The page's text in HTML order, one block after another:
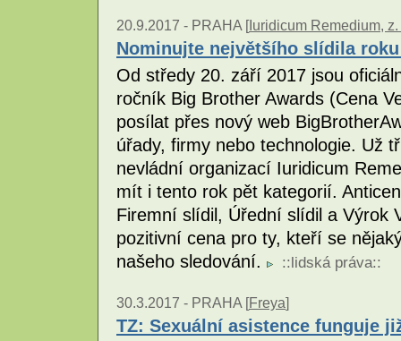
20.9.2017 - PRAHA [Iuridicum Remedium, z.
Nominujte největšího slídila
Od středy 20. září 2017 jsou
ročník Big Brother Awards (Cena
posílat přes nový web
úřady, firmy nebo technologie. Už
nevládní organizací Iuridicum
mít i tento rok pět kategorií.
Firemní slídil, Úřední slídil a Výrok
pozitivní cena pro ty, kteří se
našeho sledování.
::lidská práva::
30.3.2017 - PRAHA [Freya]
TZ: Sexuální asistence funguje